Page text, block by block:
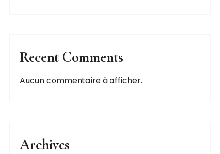
Recent Comments
Aucun commentaire à afficher.
Archives